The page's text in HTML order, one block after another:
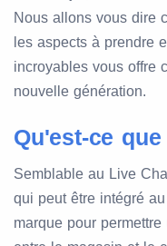
Nous allons vous dire
les aspects à prendre
incroyables vous offre
nouvelle génération.
Qu'est-ce
Semblable au Live
qui peut être intégré
marque pour